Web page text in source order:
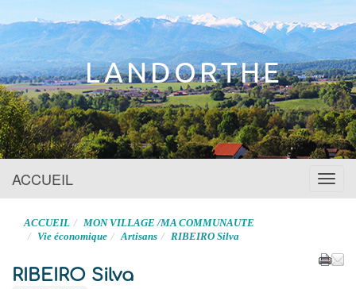
LANDORTHE
Menu
ACCUEIL
ACCUEIL
MON VILLAGE /MA COMMUNAUTE
Vie économique
Artisans RIBEIRO Silva
RIBEIRO Silva